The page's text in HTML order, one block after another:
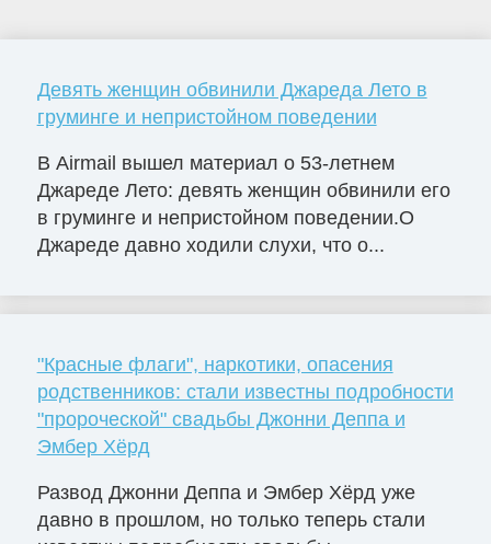
Девять женщин обвинили Джареда Лето в
груминге и непристойном поведении
В Airmail вышел материал о 53-летнем
Джареде Лето: девять женщин обвинили его
в груминге и непристойном поведении.О
Джареде давно ходили слухи, что о...
"Красные флаги", наркотики, опасения
родственников: стали известны подробности
"пророческой" свадьбы Джонни Деппа и
Эмбер Хёрд
Развод Джонни Деппа и Эмбер Хёрд уже
давно в прошлом, но только теперь стали